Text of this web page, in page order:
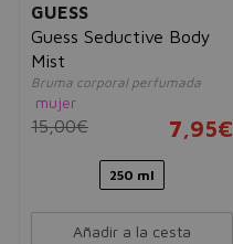
GUESS
Guess Seductive Body
Mist
Bruma corporal perfumada
mujer
15,00€ 7,95€
250 ml
Añadir a la cesta